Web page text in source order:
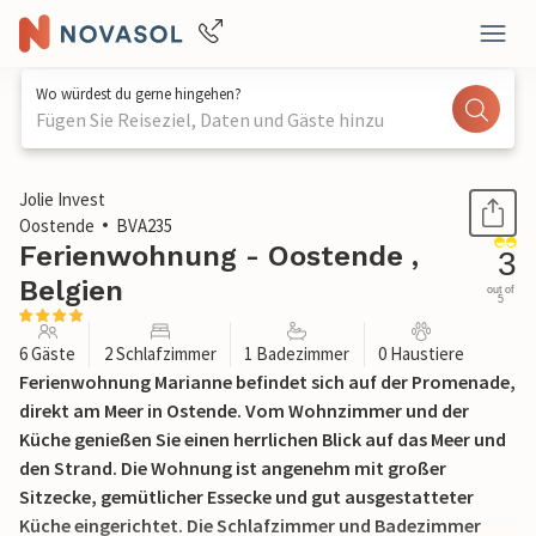
Wo würdest du gerne hingehen?
Fügen Sie Reiseziel, Daten und Gäste hinzu
1 / 16
Jolie Invest
Oostende
BVA235
Ferienwohnung - Oostende ,
Belgien
3
out of
5
6 Gäste 2 Schlafzimmer 1 Badezimmer 0 Haustiere
Ferienwohnung Marianne befindet sich auf der Promenade,
direkt am Meer in Ostende. Vom Wohnzimmer und der
Küche genießen Sie einen herrlichen Blick auf das Meer und
den Strand. Die Wohnung ist angenehm mit großer
Sitzecke, gemütlicher Essecke und gut ausgestatteter
Küche eingerichtet. Die Schlafzimmer und Badezimmer